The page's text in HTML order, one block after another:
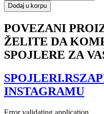
SIDE
SPLITTERS
SWIFT
6
SPORT
količina
Dodaj u korpu
POVEZANI
ŽELITE DA
SPOJLERE ZA
SPOJLERI.RS
INSTAGRAMU
Error validating application